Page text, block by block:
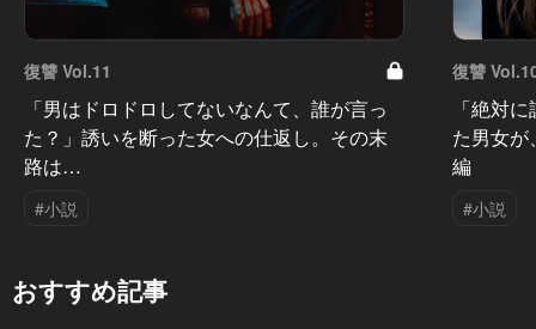
復讐 Vol.11
「男はドロドロしてないなんて、誰が言っ
た？」誘いを断った女への仕返し。その末
路は…
#小説
復讐
「絶対
た男女
編
#小説
おすすめ記事